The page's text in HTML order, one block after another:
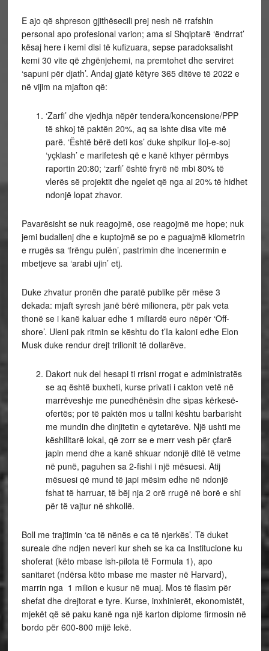
E ajo që shpreson gjithësecili prej nesh në rrafshin
personal apo profesional varion; ama si Shqiptarë ‘ëndrrat’
kësaj here i kemi disi të kufizuara, sepse paradoksalisht
kemi 30 vite që zhgënjehemi, na premtohet dhe serviret
‘sapuni për djath’. Andaj gjatë këtyre 365 ditëve të 2022 e
në vijim na mjafton që:
‘Zarfi’ dhe vjedhja nëpër tendera/koncensione/PPP
të shkoj të paktën 20%, aq sa ishte disa vite më
parë. ‘Është bërë deti kos’ duke shpikur lloj-e-soj
‘yçklash’ e marifetesh që e kanë kthyer përmbys
raportin 20:80; ‘zarfi’ është fryrë në mbi 80% të
vlerës së projektit dhe ngelet që nga ai 20% të hidhet
ndonjë lopat zhavor.
Pavarësisht se nuk reagojmë, ose reagojmë me hope; nuk
jemi budallenj dhe e kuptojmë se po e paguajmë kilometrin
e rrugës sa ‘frëngu pulën’, pastrimin dhe incenermin e
mbetjeve sa ‘arabi ujin’ etj.
Duke zhvatur pronën dhe paratë publike për mëse 3
dekada: mjaft syresh janë bërë milionera, për pak veta
thonë se i kanë kaluar edhe 1 miliardë euro nëpër ‘Off-
shore’. Uleni pak ritmin se kështu do t’Ia kaloni edhe Elon
Musk duke rendur drejt trilionit të dollarëve.
Dakort nuk del hesapi ti rrisni rrogat e administratës
se aq është buxheti, kurse privati i cakton vetë në
marrëveshje me punedhënësin dhe sipas kërkesë-
ofertës; por të paktën mos u tallni kështu barbarisht
me mundin dhe dinjitetin e qytetarëve. Një ushti me
këshilltarë lokal, që zorr se e merr vesh për çfarë
japin mend dhe a kanë shkuar ndonjë ditë të vetme
në punë, paguhen sa 2-fishi i një mësuesi. Atij
mësuesi që mund të japi mësim edhe në ndonjë
fshat të harruar, të bëj nja 2 orë rrugë në borë e shi
për të vajtur në shkollë.
Boll me trajtimin ‘ca të nënës e ca të njerkës’. Të duket
sureale dhe ndjen neveri kur sheh se ka ca Institucione ku
shoferat (këto mbase ish-pilota të Formula 1), apo
sanitaret (ndërsa këto mbase me master në Harvard),
marrin nga 1 milion e kusur në muaj. Mos të flasim për
shefat dhe drejtorat e tyre. Kurse, inxhinierët, ekonomistët,
mjekët që së paku kanë nga një karton diplome firmosin në
bordo për 600-800 mijë lekë.